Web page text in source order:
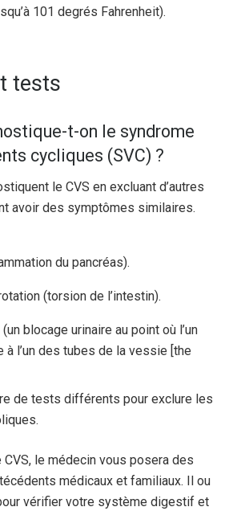
101 degrés Fahrenheit).
tests
t-on le syndrome
cycliques (SVC) ?
le CVS en excluant d’autres
avoir des symptômes similaires.
du pancréas).
(torsion de l’intestin).
blocage urinaire au point où l’un
l’un des tubes de la vessie [the
de tests différents pour exclure les
le médecin vous posera des
médicaux et familiaux. Il ou
vérifier votre système digestif et